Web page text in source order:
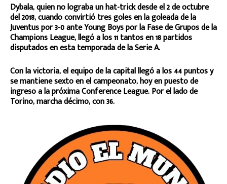
Dybala, quien no lograba un hat-trick desde el 2 de octubre
del 2018, cuando convirtió tres goles en la goleada de la
Juventus por 3-0 ante Young Boys por la Fase de Grupos de la
Champions League, llegó a los 11 tantos en 18 partidos
disputados en esta temporada de la Serie A.
Con la victoria, el equipo de la capital llegó a los 44 puntos y
se mantiene sexto en el campeonato, hoy en puesto de
ingreso a la próxima Conference League. Por el lado de
Torino, marcha décimo, con 36.